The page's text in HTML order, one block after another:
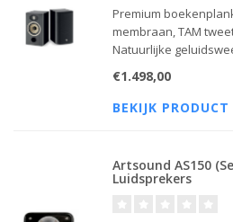
Premium
membraan, TAM
Natuurlijke
€1.498,00
BEKIJK PRODUCT
Artsound AS150
Luidsprekers